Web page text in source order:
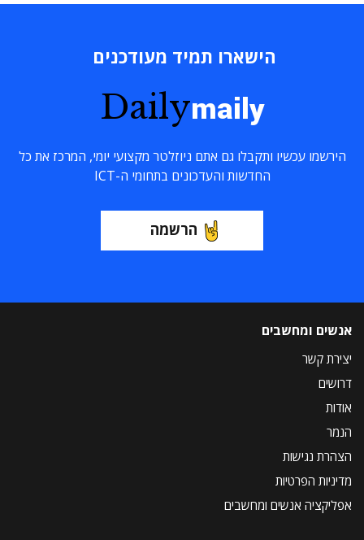
הישארו תמיד מעודכנים
Dailymaily
הירשמו עכשיו ותקבלו גם אתם ניוזלטר מקצועי יומי, המרכז את כל
החדשות והעדכונים בתחומי ה-ICT
הרשמה
אנשים ומחשבים
יצירת קשר
דרושים
אודות
הנמר
הצהרת נגישות
מדיניות הפרטיות
אפליקציה אנשים ומחשבים